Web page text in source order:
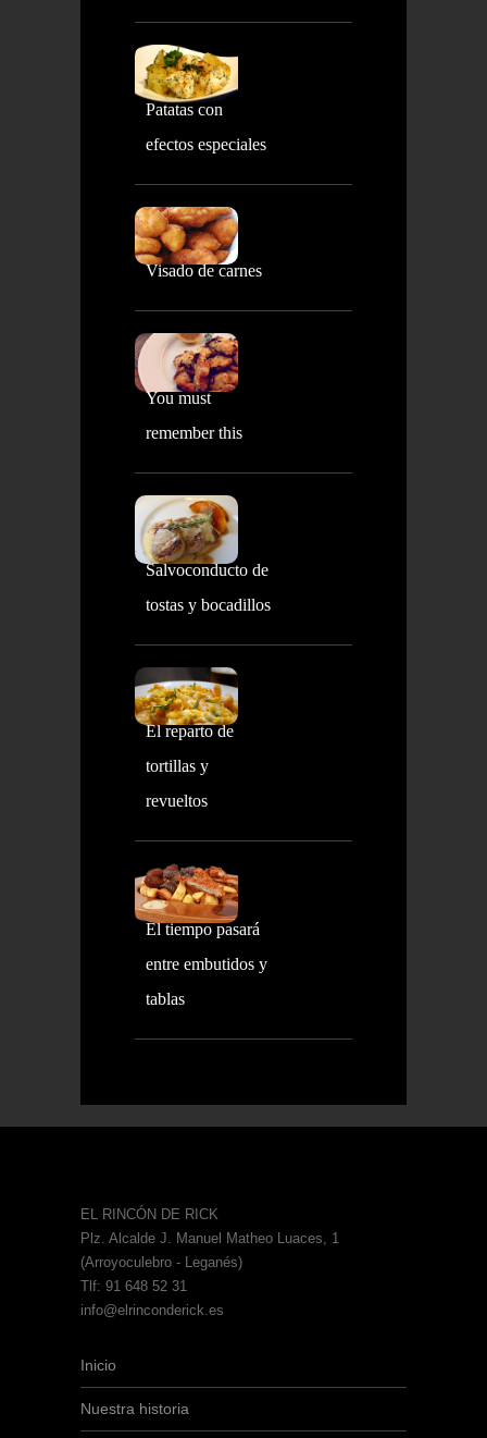
Patatas con
efectos especiales
Visado de carnes
You must
remember this
Salvoconducto de
tostas y bocadillos
El reparto de
tortillas y
revueltos
El tiempo pasará
entre embutidos y
tablas
EL RINCÓN DE RICK
Plz. Alcalde J. Manuel Matheo Luaces, 1
(Arroyoculebro - Leganés)
Tlf: 91 648 52 31
info@elrinconderick.es
Inicio
Nuestra historia